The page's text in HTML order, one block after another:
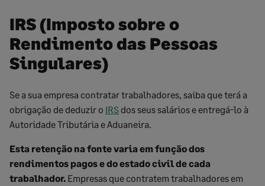
IRS (Imposto sobre o
Rendimento das Pessoas
Singulares)
Se a sua empresa contratar trabalhadores, saiba que terá a
obrigação de deduzir o IRS dos seus salários e entregá-lo à
Autoridade Tributária e Aduaneira.
Esta retenção na fonte varia em função dos
rendimentos pagos e do estado civil de cada
trabalhador. Empresas que contratem trabalhadores em